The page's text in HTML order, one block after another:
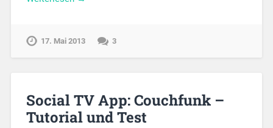
17. Mai 2013 3
Social TV App: Couchfunk –
Tutorial und Test